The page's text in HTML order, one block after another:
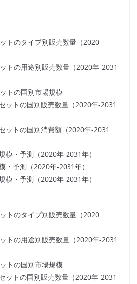
トのタイプ別販売数量（2020
トの用途別販売数量（2020年-2031
トの国別市場規模
ットの国別販売数量（2020年-2031
ットの国別消費額（2020年-2031
模・予測（2020年-2031年）
・予測（2020年-2031年）
模・予測（2020年-2031年）
トのタイプ別販売数量（2020
トの用途別販売数量（2020年-2031
トの国別市場規模
ットの国別販売数量（2020年-2031